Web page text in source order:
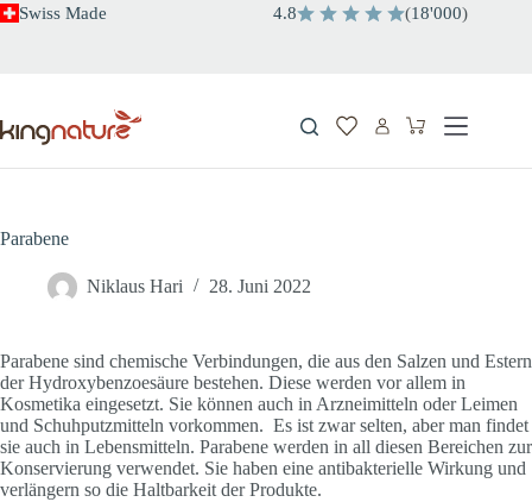
ZumSwiss Made 4.8 (18'000)
Warenkorb
Parabene
Niklaus Hari 28. Juni 2022
Parabene sind chemische Verbindungen, die aus den Salzen und Estern
der Hydroxybenzoesäure bestehen. Diese werden vor allem in
Kosmetika eingesetzt. Sie können auch in Arzneimitteln oder Leimen
und Schuhputzmitteln vorkommen. Es ist zwar selten, aber man findet
sie auch in Lebensmitteln. Parabene werden in all diesen Bereichen zur
Konservierung verwendet. Sie haben eine antibakterielle Wirkung und
verlängern so die Haltbarkeit der Produkte.